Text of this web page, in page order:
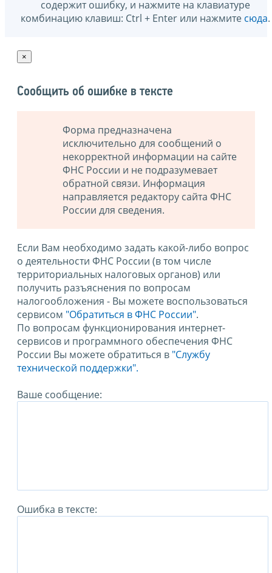
содержит ошибку, и нажмите на клавиатуре
комбинацию клавиш: Ctrl + Enter или нажмите сюда.
×
Сообщить об ошибке в тексте
Форма предназначена
исключительно для сообщений о
некорректной информации на сайте
ФНС России и не подразумевает
обратной связи. Информация
направляется редактору сайта ФНС
России для сведения.
Если Вам необходимо задать какой-либо вопрос
о деятельности ФНС России (в том числе
территориальных налоговых органов) или
получить разъяснения по вопросам
налогообложения - Вы можете воспользоваться
сервисом "Обратиться в ФНС России".
По вопросам функционирования интернет-
сервисов и программного обеспечения ФНС
России Вы можете обратиться в "Службу
технической поддержки".
Ваше сообщение:
Ошибка в тексте: